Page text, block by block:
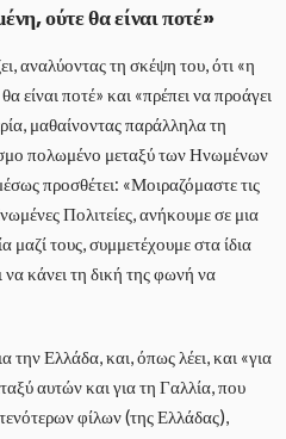
ούτε θα είναι ποτέ»
αναλύοντας τη σκέψη του, ότι «η
είναι ποτέ» και «πρέπει να προάγει
μαθαίνοντας παράλληλα τη
πολωμένο μεταξύ των Ηνωμένων
προσθέτει: «Μοιραζόμαστε τις
Πολιτείες, ανήκουμε σε μια
μαζί τους, συμμετέχουμε στα ίδια
κάνει τη δική της φωνή να
την Ελλάδα, και, όπως λέει, και «για
αυτών και για τη Γαλλία, που
φίλων (της Ελλάδας),